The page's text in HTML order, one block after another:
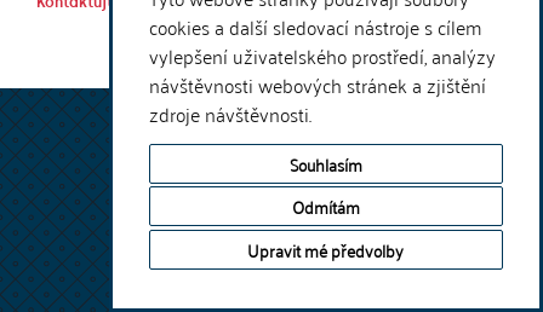
cookies a další sledovací nástroje s cílem
vylepšení uživatelského prostředí, analýzy
návštěvnosti webových stránek a zjištění
zdroje návštěvnosti.
Souhlasím
Odmítám
Upravit mé předvolby